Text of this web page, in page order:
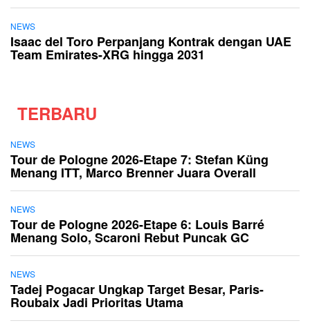
NEWS
Isaac del Toro Perpanjang Kontrak dengan UAE
Team Emirates-XRG hingga 2031
TERBARU
NEWS
Tour de Pologne 2026-Etape 7: Stefan Küng
Menang ITT, Marco Brenner Juara Overall
NEWS
Tour de Pologne 2026-Etape 6: Louis Barré
Menang Solo, Scaroni Rebut Puncak GC
NEWS
Tadej Pogacar Ungkap Target Besar, Paris-
Roubaix Jadi Prioritas Utama